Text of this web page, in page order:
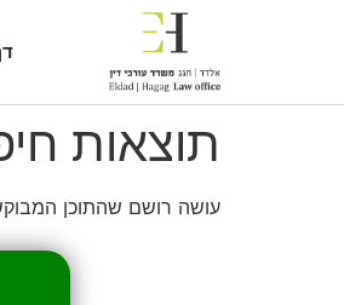
תוצאות
עושה רושם שהתוכן